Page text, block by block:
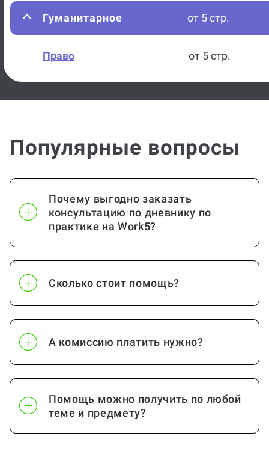
Гуманитарное от 5 стр.
Право от 5 стр.
Популярные вопросы
Почему выгодно заказать
консультацию по дневнику по
практике на Work5?
Сколько стоит помощь?
А комиссию платить нужно?
Помощь можно получить по любой
теме и предмету?